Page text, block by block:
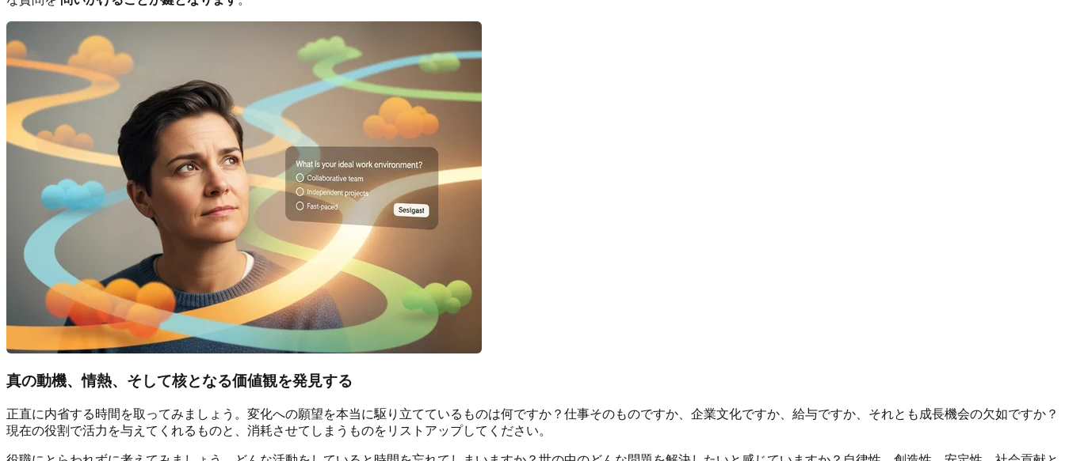
真の動機、情熱、そして核となる価値観を発見する
正直に内省する時間を取ってみましょう。変化への願望を本当に駆り立てているものは何ですか？仕事そのものですか、企業文化ですか、給与ですか、それとも成長機会の欠如ですか？
現在の役割で活力を与えてくれるものと、消耗させてしまうものをリストアップしてください。